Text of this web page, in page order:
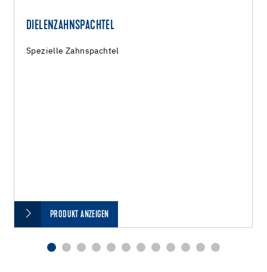
DIELENZAHNSPACHTEL
Spezielle Zahnspachtel
PRODUKT ANZEIGEN